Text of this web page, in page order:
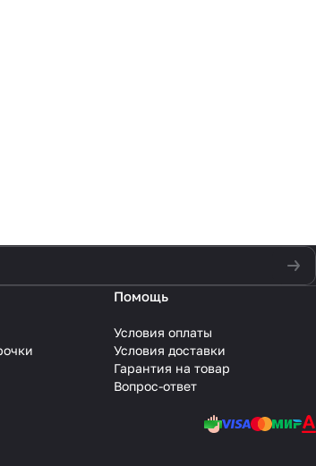
Помощь
Условия оплаты
Условия доставки
Гарантия на товар
Вопрос-ответ